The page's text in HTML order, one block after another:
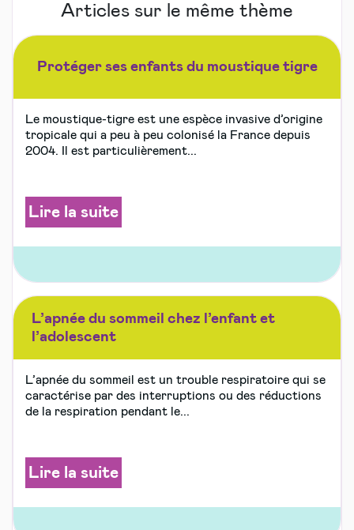
Articles sur le même thème
Protéger ses enfants du moustique tigre
Le moustique-tigre est une espèce invasive d’origine
tropicale qui a peu à peu colonisé la France depuis
2004. Il est particulièrement...
Lire la suite
L’apnée du sommeil chez l’enfant et
l’adolescent
L’apnée du sommeil est un trouble respiratoire qui se
caractérise par des interruptions ou des réductions
de la respiration pendant le...
Lire la suite